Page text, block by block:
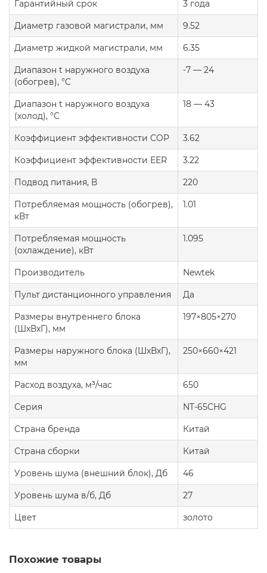
Гарантийный срок 3 года
Диаметр газовой магистрали, мм 9.52
Диаметр жидкой магистрали, мм 6.35
Диапазон t наружного воздуха
(обогрев), °C
-7 — 24
Диапазон t наружного воздуха
(холод), °C
18 — 43
Коэффициент эффективности COP 3.62
Коэффициент эффективности EER 3.22
Подвод питания, В 220
Потребляемая мощность (обогрев),
кВт
1.01
Потребляемая мощность
(охлаждение), кВт
1.095
Производитель Newtek
Пульт дистанционного управления Да
Размеры внутреннего блока
(ШxВxГ), мм
197×805×270
Размеры наружного блока (ШxВxГ),
мм
250×660×421
Расход воздуха, м³/час 650
Серия NT-65CHG
Страна бренда Китай
Страна сборки Китай
Уровень шума (внешний блок), Дб 46
Уровень шума в/б, Дб 27
Цвет золото
Похожие товары